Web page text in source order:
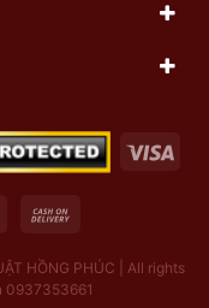
HỒNG PHÚC | All rights
0937353661